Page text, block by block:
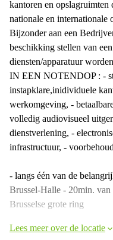
kantoren en opslagruimten
nationale en internationale
Bijzonder aan een
beschikking stellen van
diensten/apparatuur
IN EEN NOTENDOP : -
instapklare,inidividuele
werkomgeving, -
volledig audiovisueel
dienstverlening, -
infrastructuur, -
- langs één van de
Brussel-Halle - 20min.
Brusselse grote ring
Lees meer over de locatie